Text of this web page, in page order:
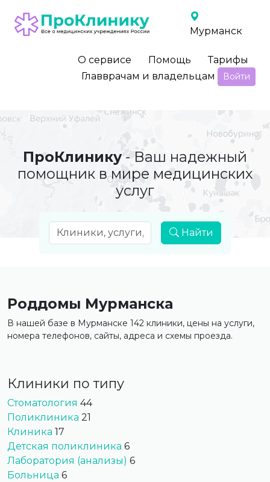
Мурманск
О сервисе Помощь
Тарифы
Главврачам и владельцам
Войти
ПроКлинику- Ваш надежный
помощник в мире медицинских
услуг
Найти
Роддомы Мурманска
В нашей базе в Мурманске 142 клиники, цены на услуги,
номера телефонов, сайты, адреса и схемы проезда.
Клиники по типу
Стоматология 44
Поликлиника 21
Клиника 17
Детская поликлиника 6
Лаборатория (анализы) 6
Больница 6